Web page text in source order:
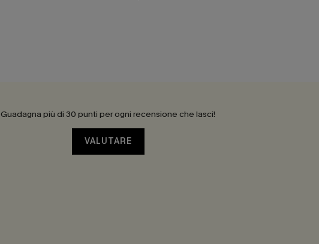
Guadagna più di 30 punti per ogni recensione che lasci!
VALUTARE